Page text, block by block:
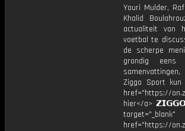
Youri Mulder,
Khalid
actualiteit van
voetbal te
de scherpe
grondig
Ziggo Sport
href="https://
hier</a>
target="_blank"
href="https://